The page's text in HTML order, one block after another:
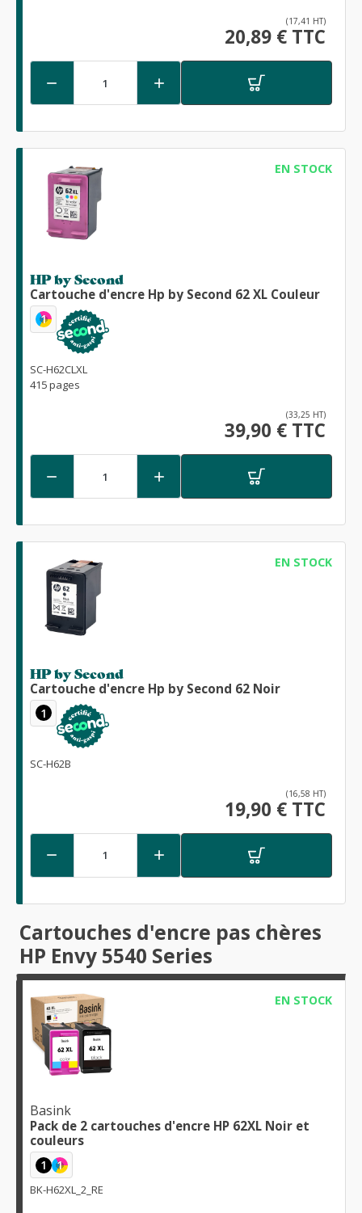
(17,41 HT)
20,89 € TTC
 
EN STOCK
HP by Second
Cartouche d'encre Hp by Second 62 XL Couleur
1
SC-H62CLXL
415 pages
(33,25 HT)
39,90 € TTC
 
EN STOCK
HP by Second
Cartouche d'encre Hp by Second 62 Noir
1
SC-H62B
(16,58 HT)
19,90 € TTC
 
Cartouches d'encre pas chères
HP Envy 5540 Series
EN STOCK
Basink
Pack de 2 cartouches d'encre HP 62XL Noir et
couleurs
1 1
BK-H62XL_2_RE